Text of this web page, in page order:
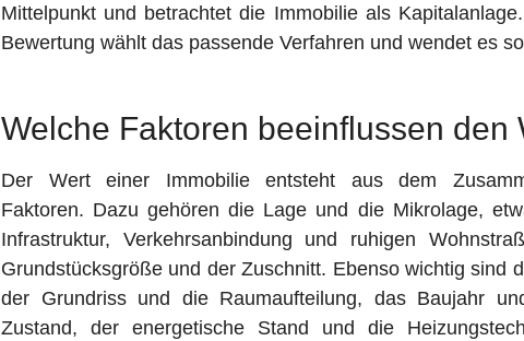
Mittelpunkt und betrachtet die Immobilie als
Bewertung wählt das passende Verfahren und wendet es
Welche Faktoren beeinflussen den
Der Wert einer Immobilie entsteht aus dem
Faktoren. Dazu gehören die Lage und die Mikrolage,
Infrastruktur, Verkehrsanbindung und ruhigen
Grundstücksgröße und der Zuschnitt. Ebenso wichtig sind
der Grundriss und die Raumaufteilung, das Baujahr
Zustand, der energetische Stand und die